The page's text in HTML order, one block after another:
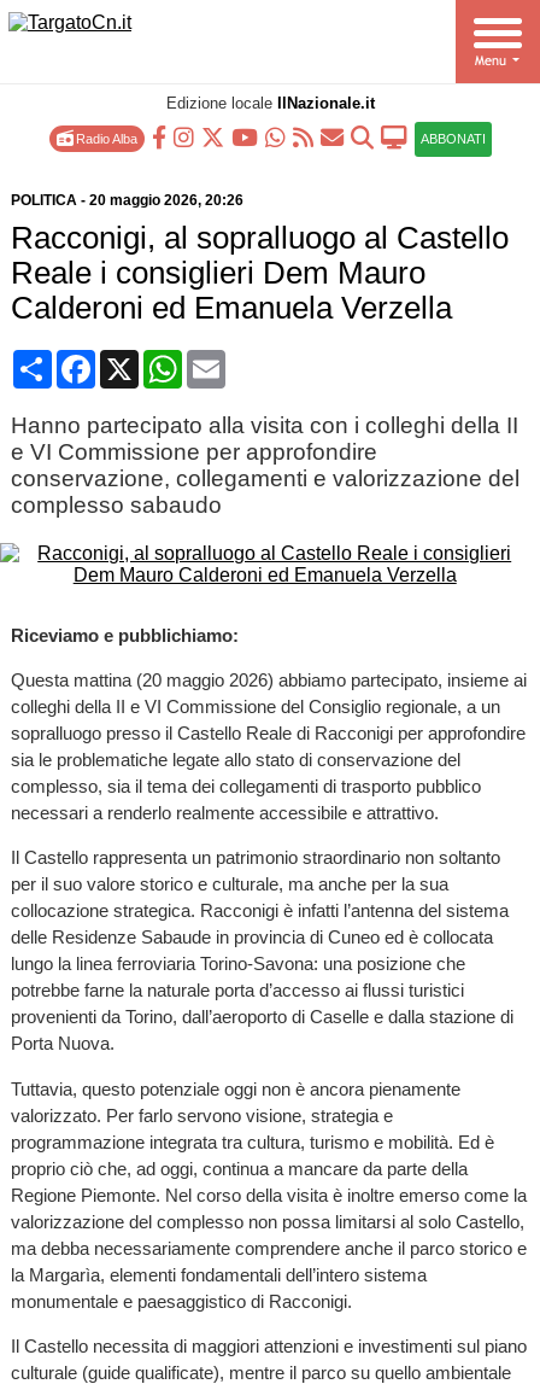
Edizione locale IlNazionale.it
Radio Alba ABBONATI
POLITICA- 20 maggio 2026, 20:26
Racconigi, al sopralluogo al Castello
Reale i consiglieri Dem Mauro
Calderoni ed Emanuela Verzella
CondividiFacebook
X WhatsApp
Email
Hanno partecipato alla visita con i colleghi della II
e VI Commissione per approfondire
conservazione, collegamenti e valorizzazione del
complesso sabaudo
Riceviamo e pubblichiamo:
Questa mattina (20 maggio 2026) abbiamo partecipato, insieme ai
colleghi della II e VI Commissione del Consiglio regionale, a un
sopralluogo presso il Castello Reale di Racconigi per approfondire
sia le problematiche legate allo stato di conservazione del
complesso, sia il tema dei collegamenti di trasporto pubblico
necessari a renderlo realmente accessibile e attrattivo.
Il Castello rappresenta un patrimonio straordinario non soltanto
per il suo valore storico e culturale, ma anche per la sua
collocazione strategica. Racconigi è infatti l’antenna del sistema
delle Residenze Sabaude in provincia di Cuneo ed è collocata
lungo la linea ferroviaria Torino-Savona: una posizione che
potrebbe farne la naturale porta d’accesso ai flussi turistici
provenienti da Torino, dall’aeroporto di Caselle e dalla stazione di
Porta Nuova.
Tuttavia, questo potenziale oggi non è ancora pienamente
valorizzato. Per farlo servono visione, strategia e
programmazione integrata tra cultura, turismo e mobilità. Ed è
proprio ciò che, ad oggi, continua a mancare da parte della
Regione Piemonte. Nel corso della visita è inoltre emerso come la
valorizzazione del complesso non possa limitarsi al solo Castello,
ma debba necessariamente comprendere anche il parco storico e
la Margarìa, elementi fondamentali dell’intero sistema
monumentale e paesaggistico di Racconigi.
Il Castello necessita di maggiori attenzioni e investimenti sul piano
culturale (guide qualificate), mentre il parco su quello ambientale